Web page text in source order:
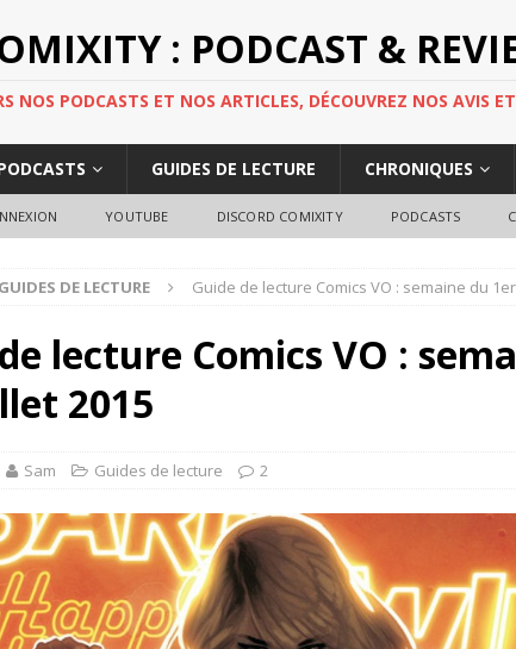
: PODCAST &
NOS PODCASTS ET NOS ARTICLES, DÉCOUVREZ NOS AVIS
GUIDES DE LECTURE CHRONIQUES
YOUTUBE DISCORD COMIXITY PODCASTS
GUIDES DE LECTURE Guide de lecture Comics VO : semaine du 1er
lecture Comics VO :
2015
Sam Guides de lecture 2